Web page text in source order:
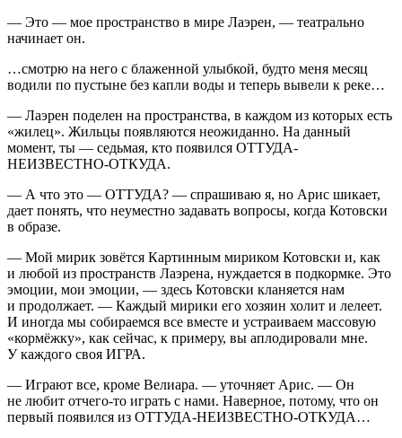
— Это — мое пространство в мире Лаэрен, — театрально
начинает он.
…смотрю на него с блаженной улыбкой, будто меня месяц
водили по пустыне без капли воды и теперь вывели к реке…
— Лаэрен поделен на пространства, в каждом из которых есть
«жилец». Жильцы появляются неожиданно. На данный
момент, ты — седьмая, кто появился ОТТУДА-
НЕИЗВЕСТНО-ОТКУДА.
— А что это — ОТТУДА? — спрашиваю я, но Арис шикает,
дает понять, что неуместно задавать вопросы, когда Котовски
в образе.
— Мой мирик зовётся Картинным мириком Котовски и, как
и любой из пространств Лаэрена, нуждается в подкормке. Это
эмоции, мои эмоции, — здесь Котовски кланяется нам
и продолжает. — Каждый мирики его хозяин холит и лелеет.
И иногда мы собираемся все вместе и устраиваем массовую
«кормёжку», как сейчас, к примеру, вы аплодировали мне.
У каждого своя ИГРА.
— Играют все, кроме Велиара. — уточняет Арис. — Он
не любит отчего-то играть с нами. Наверное, потому, что он
первый появился из ОТТУДА-НЕИЗВЕСТНО-ОТКУДА…